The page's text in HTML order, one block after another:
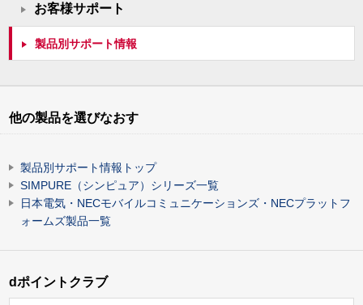
お客様サポート
製品別サポート情報
他の製品を選びなおす
製品別サポート情報トップ
SIMPURE（シンピュア）シリーズ一覧
日本電気・NECモバイルコミュニケーションズ・NECプラットフ
ォームズ製品一覧
dポイントクラブ